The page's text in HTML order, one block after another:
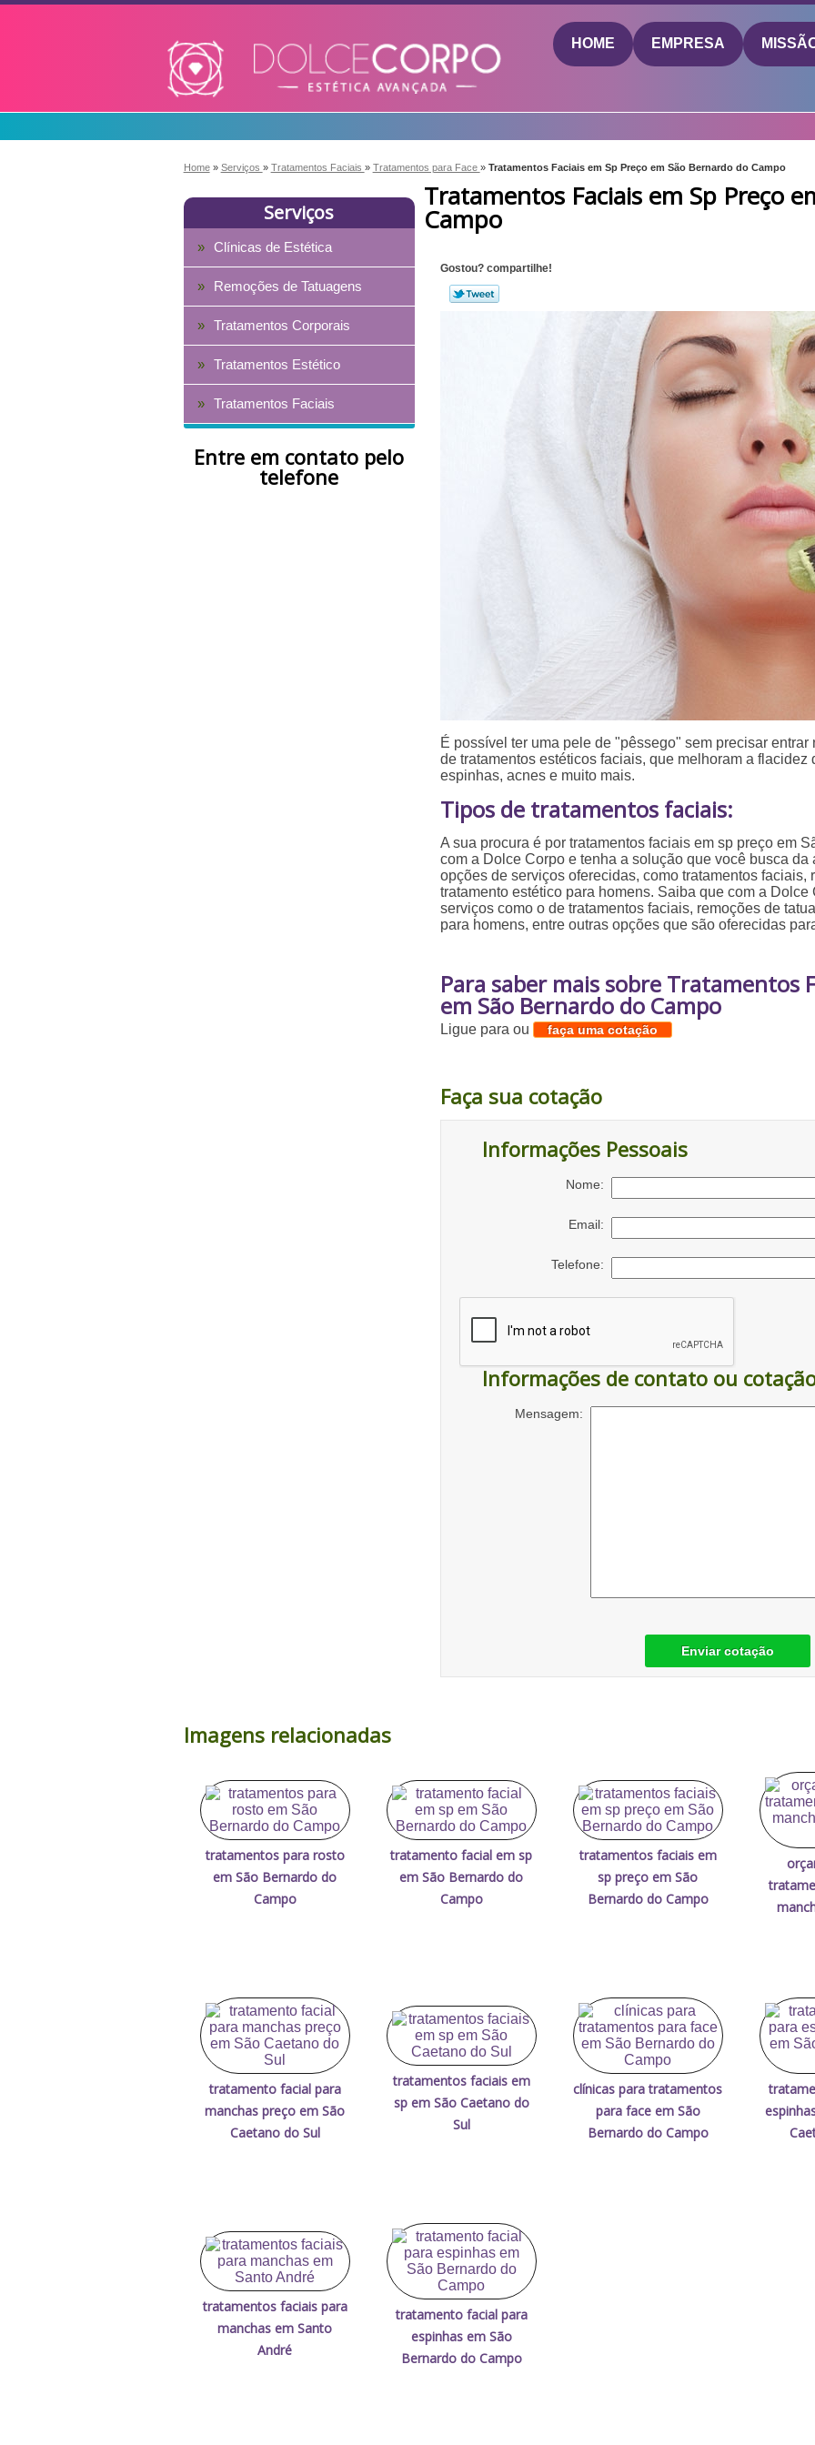
HOME EMPRESA
Home » Serviços » Tratamentos Faciais » Tratamentos para Face » Tratamentos Faciais em Sp Preço em São Bernardo do Campo
Serviços
Clínicas de Estética
Remoções de Tatuagens
Tratamentos Corporais
Tratamentos Estético
Tratamentos Faciais
Entre em contato pelo
telefone
Tratamentos Faciais em Sp Preço
Campo
Gostou? compartilhe!
É possível ter uma pele de "pêssego" sem precisar
de tratamentos estéticos faciais, que melhoram a flacidez
espinhas, acnes e muito mais.
Tipos de tratamentos faciais:
A sua procura é por tratamentos faciais em sp preço em
com a Dolce Corpo e tenha a solução que você busca
opções de serviços oferecidas, como tratamentos faciais,
tratamento estético para homens. Saiba que com a
serviços como o de tratamentos faciais, remoções de
para homens, entre outras opções que são oferecidas
Para saber mais sobre Tratamentos
em São Bernardo do Campo
Ligue paraou faça uma cotação
Faça sua cotação
Informações Pessoais
Nome:
Email:
Telefone:
Informações de contato ou
Mensagem:
Enviar cotação
Imagens relacionadas
tratamentos para rosto
em São Bernardo do
Campo
tratamento facial em sp
em São Bernardo do
Campo
tratamentos faciais em
sp preço em São
Bernardo do Campo
tratamento facial para
manchas preço em São
Caetano do Sul
tratamentos faciais em
sp em São Caetano do
Sul
clínicas para tratamentos
para face em São
Bernardo do Campo
tratamentos faciais para
manchas em Santo
André
tratamento facial para
espinhas em São
Bernardo do Campo